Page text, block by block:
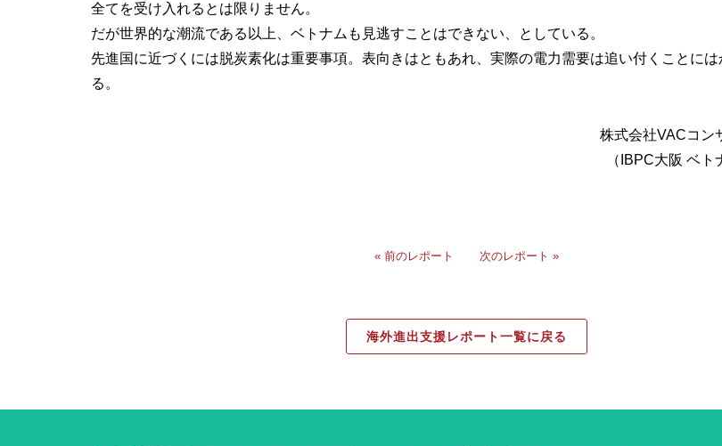
全てを受け入れるとは限りません。
だが世界的な潮流である以上、ベトナムも見逃すことはできない、としている。
先進国に近づくには脱炭素化は重要事項。表向きはともあれ、実際の電力需要は追い付くことに
る。
株式会社VACコ
（IBPC大阪 ベト
« 前のレポート 次のレポート »
海外進出支援レポート一覧に戻る